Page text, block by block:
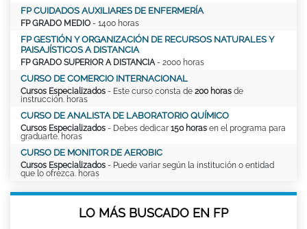
FP CUIDADOS AUXILIARES DE ENFERMERÍA
FP GRADO MEDIO - 1400 horas
FP GESTIÓN Y ORGANIZACIÓN DE RECURSOS NATURALES Y
PAISAJÍSTICOS A DISTANCIA
FP GRADO SUPERIOR A DISTANCIA - 2000 horas
CURSO DE COMERCIO INTERNACIONAL
Cursos Especializados - Este curso consta de 200 horas de
instrucción. horas
CURSO DE ANALISTA DE LABORATORIO QUÍMICO
Cursos Especializados - Debes dedicar 150 horas en el programa para
graduarte. horas
CURSO DE MONITOR DE AEROBIC
Cursos Especializados - Puede variar según la institución o entidad
que lo ofrezca. horas
LO MÁS BUSCADO EN FP